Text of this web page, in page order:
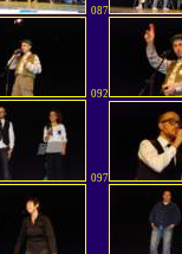
087
092
097